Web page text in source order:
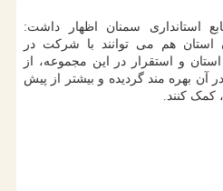
استانداری سمنان اظهار داشت:
استان هم می توانند با شرکت در
و استقرار در این مجموعه، از
آن بهره مند گردیده و بیشتر از پیش
کمک کنند.